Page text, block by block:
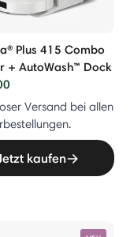
Plus 415 Combo
+ AutoWash™ Dock
Versand bei allen
kaufen